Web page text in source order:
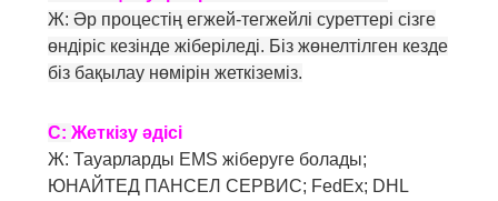
Ж: Әр процестің егжей-тегжейлі суреттері сізге
өндіріс кезінде жіберіледі. Біз жөнелтілген кезде
біз бақылау нөмірін жеткіземіз.
С: Жеткізу әдісі
Ж: Тауарларды EMS жіберуге болады;
ЮНАЙТЕД ПАНСЕЛ СЕРВИС; FedEx; DHL